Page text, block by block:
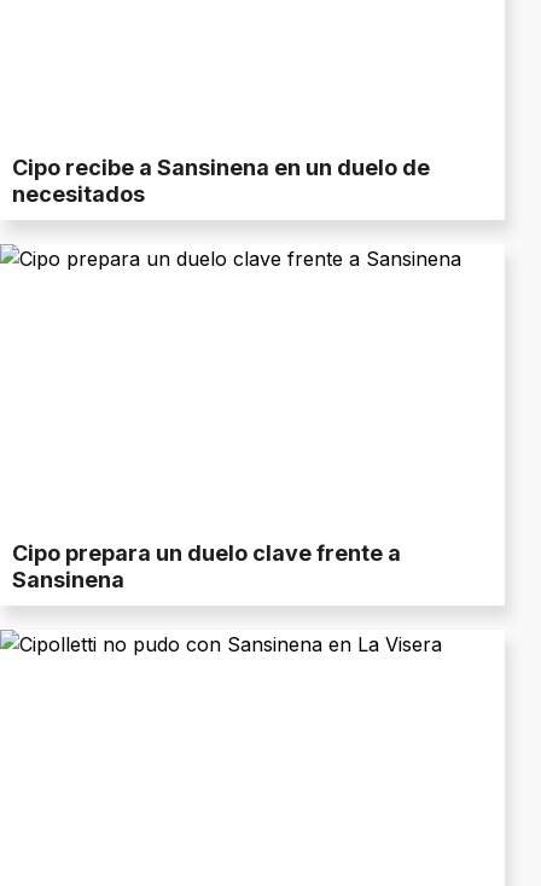
Cipo recibe a Sansinena en un duelo de
necesitados
Cipo prepara un duelo clave frente a
Sansinena